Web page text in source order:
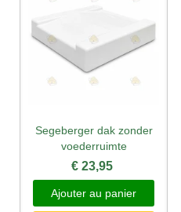
Segeberger dak zonder
voederruimte
€ 23,95
Ajouter au panier